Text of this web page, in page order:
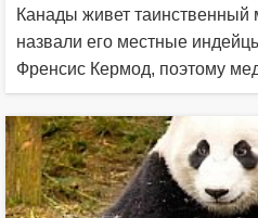
Канады живет таинственный
назвали его местные
Френсис Кермод, поэтому